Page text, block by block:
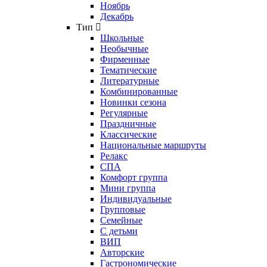
Ноябрь
Декабрь
Тип
Школьные
Необычные
Фирменные
Тематические
Литературные
Комбинированные
Новинки сезона
Регулярные
Праздничные
Классические
Национальные маршруты
Релакс
СПА
Комфорт группа
Мини группа
Индивидуальные
Групповые
Семейные
С детьми
ВИП
Авторские
Гастрономические